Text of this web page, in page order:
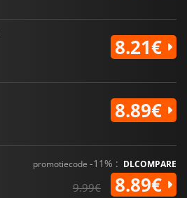
8.21€
8.89€
promotiecode -11% : DLCOMPARE
9.99€ 8.89€